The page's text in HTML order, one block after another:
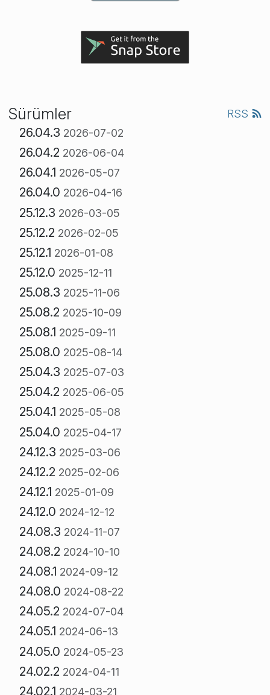
Sürümler RSS
26.04.3 2026-07-02
26.04.2 2026-06-04
26.04.1 2026-05-07
26.04.0 2026-04-16
25.12.3 2026-03-05
25.12.2 2026-02-05
25.12.1 2026-01-08
25.12.0 2025-12-11
25.08.3 2025-11-06
25.08.2 2025-10-09
25.08.1 2025-09-11
25.08.0 2025-08-14
25.04.3 2025-07-03
25.04.2 2025-06-05
25.04.1 2025-05-08
25.04.0 2025-04-17
24.12.3 2025-03-06
24.12.2 2025-02-06
24.12.1 2025-01-09
24.12.0 2024-12-12
24.08.3 2024-11-07
24.08.2 2024-10-10
24.08.1 2024-09-12
24.08.0 2024-08-22
24.05.2 2024-07-04
24.05.1 2024-06-13
24.05.0 2024-05-23
24.02.2 2024-04-11
24.02.1 2024-03-21